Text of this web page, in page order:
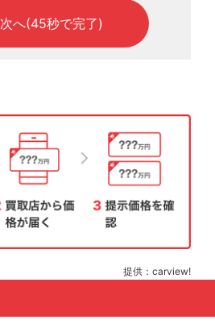
次へ(45秒で完了)
提供：carview!